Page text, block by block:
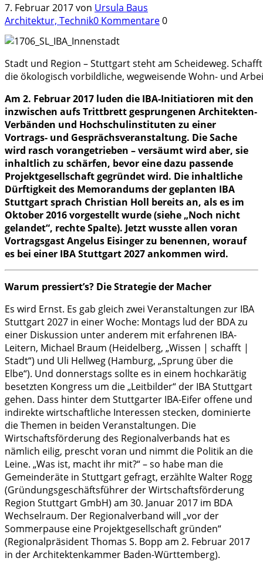
7. Februar 2017von Ursula Baus
Architektur, Technik0 Kommentare0
Stadt und Region – Stuttgart steht am Scheideweg.
die ökologisch vorbildliche, wegweisende Wohn- und
Am 2. Februar 2017 luden die IBA-Initiatioren mit den
inzwischen aufs Trittbrett gesprungenen Architekten-
Verbänden und Hochschulinstituten zu einer
Vortrags- und Gesprächsveranstaltung. Die Sache
wird rasch vorangetrieben – versäumt wird aber, sie
inhaltlich zu schärfen, bevor eine dazu passende
Projektgesellschaft gegründet wird. Die inhaltliche
Dürftigkeit des Memorandums der geplanten IBA
Stuttgart sprach Christian Holl bereits an, als es im
Oktober 2016 vorgestellt wurde (siehe „Noch nicht
gelandet“, rechte Spalte). Jetzt wusste allen voran
Vortragsgast Angelus Eisinger zu benennen, worauf
es bei einer IBA Stuttgart 2027 ankommen wird.
Warum pressiert’s? Die Strategie der Macher
Es wird Ernst. Es gab gleich zwei Veranstaltungen zur IBA
Stuttgart 2027 in einer Woche: Montags lud der BDA zu
einer Diskussion unter anderem mit erfahrenen IBA-
Leitern, Michael Braum (Heidelberg, „Wissen | schafft |
Stadt“) und Uli Hellweg (Hamburg, „Sprung über die
Elbe“). Und donnerstags sollte es in einem hochkarätig
besetzten Kongress um die „Leitbilder“ der IBA Stuttgart
gehen. Dass hinter dem Stuttgarter IBA-Eifer offene und
indirekte wirtschaftliche Interessen stecken, dominierte
die Themen in beiden Veranstaltungen. Die
Wirtschaftsförderung des Regionalverbands hat es
nämlich eilig, prescht voran und nimmt die Politik an die
Leine. „Was ist, macht ihr mit?“ – so habe man die
Gemeinderäte in Stuttgart gefragt, erzählte Walter Rogg
(Gründungsgeschäftsführer der Wirtschaftsförderung
Region Stuttgart GmbH) am 30. Januar 2017 im BDA
Wechselraum. Der Regionalverband will „vor der
Sommerpause eine Projektgesellschaft gründen“
(Regionalpräsident Thomas S. Bopp am 2. Februar 2017
in der Architektenkammer Baden-Württemberg).